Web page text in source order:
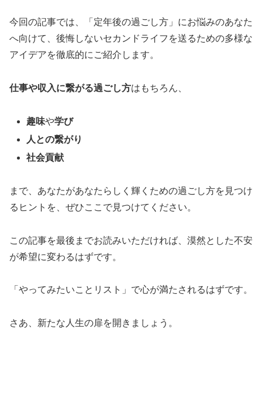
今回の記事では、「定年後の過ごし方」にお悩みのあなた
へ向けて、後悔しないセカンドライフを送るための多様な
アイデアを徹底的にご紹介します。
仕事や収入に繋がる過ごし方はもちろん、
趣味や学び
人との繋がり
社会貢献
まで、あなたがあなたらしく輝くための過ごし方を見つけ
るヒントを、ぜひここで見つけてください。
この記事を最後までお読みいただければ、漠然とした不安
が希望に変わるはずです。
「やってみたいことリスト」で心が満たされるはずです。
さあ、新たな人生の扉を開きましょう。